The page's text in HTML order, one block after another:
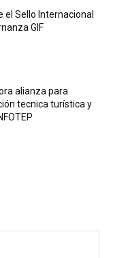
el Sello Internacional
GIF
alianza para
tecnica turística y